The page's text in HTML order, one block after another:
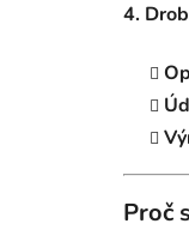
4.
Proč